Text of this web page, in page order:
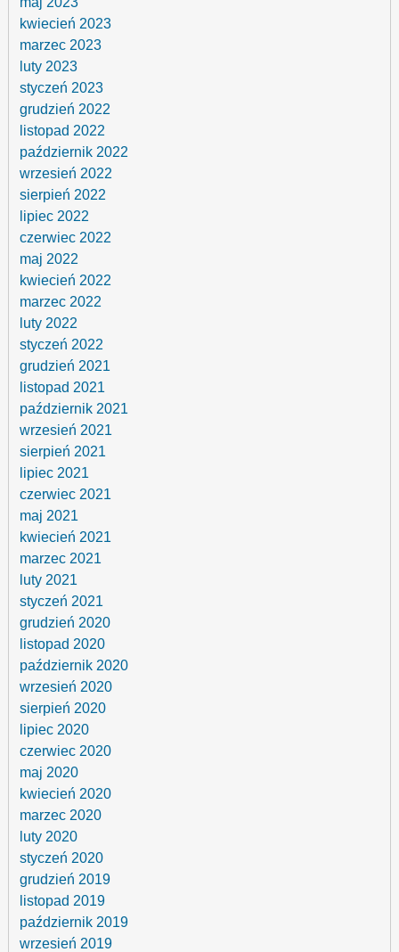
kwiecień 2023
marzec 2023
luty 2023
styczeń 2023
grudzień 2022
listopad 2022
październik 2022
wrzesień 2022
sierpień 2022
lipiec 2022
czerwiec 2022
maj 2022
kwiecień 2022
marzec 2022
luty 2022
styczeń 2022
grudzień 2021
listopad 2021
październik 2021
wrzesień 2021
sierpień 2021
lipiec 2021
czerwiec 2021
maj 2021
kwiecień 2021
marzec 2021
luty 2021
styczeń 2021
grudzień 2020
listopad 2020
październik 2020
wrzesień 2020
sierpień 2020
lipiec 2020
czerwiec 2020
maj 2020
kwiecień 2020
marzec 2020
luty 2020
styczeń 2020
grudzień 2019
listopad 2019
październik 2019
wrzesień 2019